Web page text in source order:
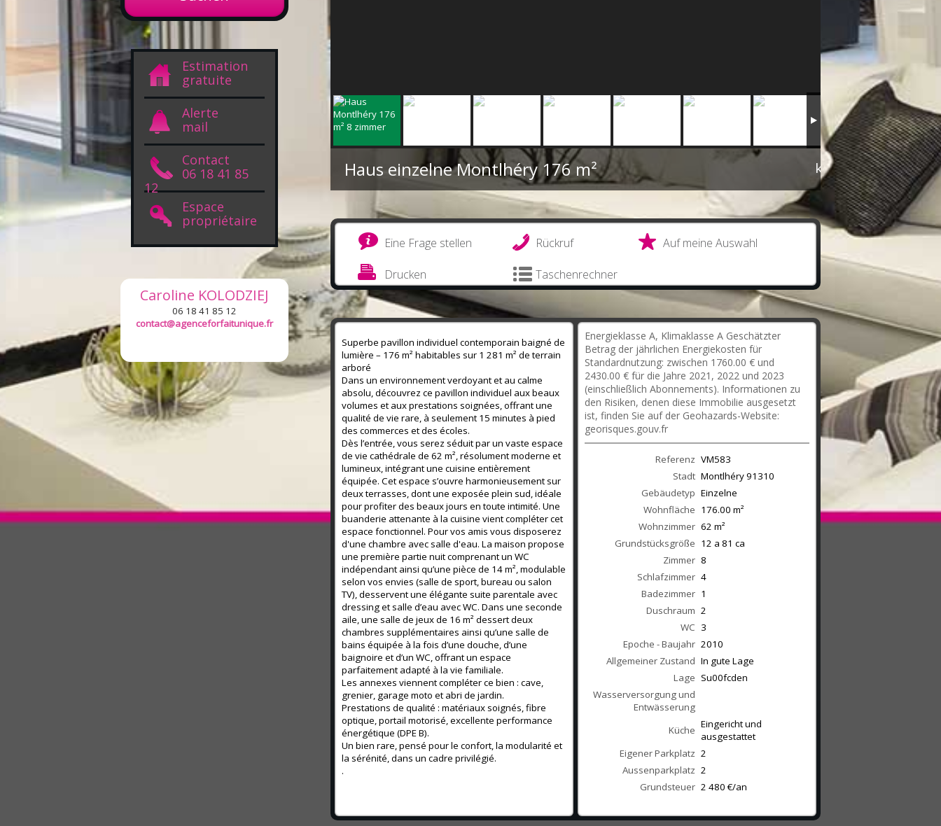
Estimation
gratuite
Alerte
mail
Contact
06 18 41 85
12
Espace
propriétaire
Caroline KOLODZIEJ
06 18 41 85 12
contact@agenceforfaitunique.fr
Haus einzelne Montlhéry176 m² kontaktieren Sie
Eine Frage stellen Rückruf Auf meine Auswahl
Drucken Taschenrechner
Superbe pavillon individuel contemporain baigné de
lumière – 176 m² habitables sur 1 281 m² de terrain
arboré
Dans un environnement verdoyant et au calme
absolu, découvrez ce pavillon individuel aux beaux
volumes et aux prestations soignées, offrant une
qualité de vie rare, à seulement 15 minutes à pied
des commerces et des écoles.
Dès l’entrée, vous serez séduit par un vaste espace
de vie cathédrale de 62 m², résolument moderne et
lumineux, intégrant une cuisine entièrement
équipée. Cet espace s’ouvre harmonieusement sur
deux terrasses, dont une exposée plein sud, idéale
pour profiter des beaux jours en toute intimité. Une
buanderie attenante à la cuisine vient compléter cet
espace fonctionnel. Pour vos amis vous disposerez
d'une chambre avec salle d'eau. La maison propose
une première partie nuit comprenant un WC
indépendant ainsi qu’une pièce de 14 m², modulable
selon vos envies (salle de sport, bureau ou salon
TV), desservent une élégante suite parentale avec
dressing et salle d’eau avec WC. Dans une seconde
aile, une salle de jeux de 16 m² dessert deux
chambres supplémentaires ainsi qu’une salle de
bains équipée à la fois d’une douche, d’une
baignoire et d’un WC, offrant un espace
parfaitement adapté à la vie familiale.
Les annexes viennent compléter ce bien : cave,
grenier, garage moto et abri de jardin.
Prestations de qualité : matériaux soignés, fibre
optique, portail motorisé, excellente performance
énergétique (DPE B).
Un bien rare, pensé pour le confort, la modularité et
la sérénité, dans un cadre privilégié.
.
Energieklasse A, Klimaklasse A Geschätzter
Betrag der jährlichen Energiekosten für
Standardnutzung: zwischen 1760.00 € und
2430.00 € für die Jahre 2021, 2022 und 2023
(einschließlich Abonnements). Informationen zu
den Risiken, denen diese Immobilie ausgesetzt
ist, finden Sie auf der Geohazards-Website:
georisques.gouv.fr
Referenz VM583
Stadt Montlhéry91310
Gebäudetyp Einzelne
Wohnfläche 176.00 m²
Wohnzimmer 62 m²
Grundstücksgröße 12 a 81 ca
Zimmer 8
Schlafzimmer 4
Badezimmer 1
Duschraum 2
WC 3
Epoche - Baujahr 2010
Allgemeiner Zustand In gute Lage
Lage Su00fcden
Wasserversorgung und
Entwässerung
Küche Eingericht und
ausgestattet
Eigener Parkplatz 2
Aussenparkplatz 2
Grundsteuer 2 480 €/an